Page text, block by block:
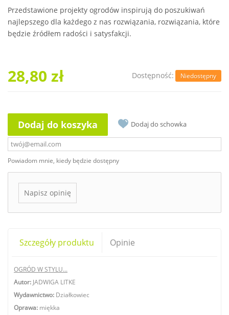
Przedstawione projekty ogrodów inspirują do poszukiwań
najlepszego dla każdego z nas rozwiązania, rozwiązania, które
będzie źródłem radości i satysfakcji.
28,80 zł Dostępność: Niedostępny
Dodaj do koszyka Dodaj do schowka
Powiadom mnie, kiedy będzie dostępny
Napisz opinię
Szczegóły produktu Opinie
OGRÓD W STYLU...
Autor: JADWIGA LITKE
Wydawnictwo: Działkowiec
Oprawa: miękka